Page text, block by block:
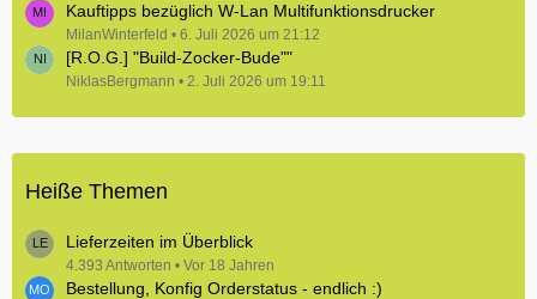
e
Kauftipps bezüglich W-Lan Multifunktionsdrucker
MilanWinterfeld 6. Juli 2026 um 21:12
[R.O.G.] "Build-Zocker-Bude""
NiklasBergmann 2. Juli 2026 um 19:11
Heiße Themen
Lieferzeiten im Überblick
4.393 Antworten Vor 18 Jahren
Bestellung, Konfig Orderstatus - endlich :)